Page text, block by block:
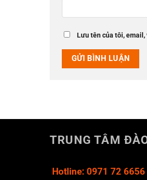
Lưu tên của tôi,
TRUNG TÂM
Hotline: 0971 72 6656